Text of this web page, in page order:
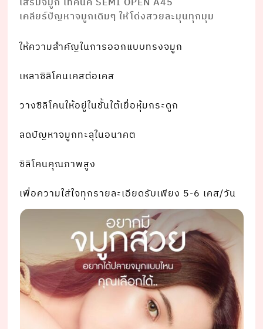
เคลียร์ปัญหาจมูกเดิมๆ ให้โด่งสวยละมุนทุกมุม
ให้ความสำคัญในการออกแบบทรงจมูก
เหลาซิลิโคนเคสต่อเคส
วางซิลิโคนให้อยู่ในชั้นใต้เยื่อหุ้มกระดูก
ลดปัญหาจมูกทะลุในอนาคต
ซิลิโคนคุณภาพสูง
เพื่อความใส่ใจทุกรายละเอียดรับเพียง 5-6 เคส/วัน